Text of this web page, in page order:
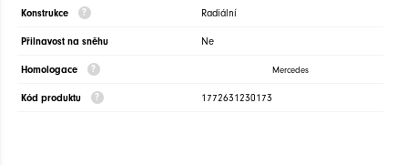
Konstrukce Radiální
Přilnavost na sněhu Ne
Homologace Mercedes
Kód produktu 1772631230173